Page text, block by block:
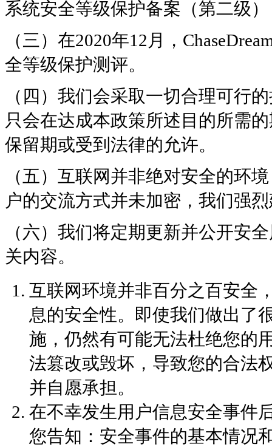
系统安全等级保护备案（第二级
（三）在2020年12月，
全等级保护测评。
（四）我们会采取一切合理可行
只会在达成本政策所述目的所需
保留期或受到法律的允许。
（五）互联网并非绝对安全的环
户的交流方式并未加密，我们强
（六）我们将定期更新并公开安
关内容。
互联网环境并非百分之百安全
息的安全性。即使我们做出了
施，仍然有可能无法杜绝您的
法篡改或毁坏，导致您的合法
并自愿承担。
在不幸发生用户信息安全事件
您告知：安全事件的基本情况